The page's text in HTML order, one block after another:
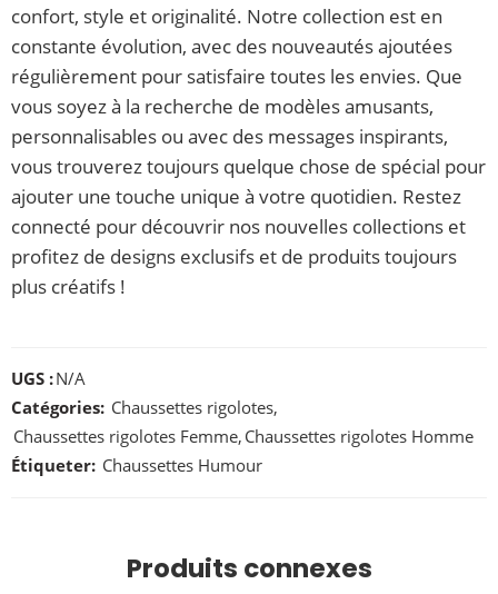
confort, style et originalité. Notre collection est en
constante évolution, avec des nouveautés ajoutées
régulièrement pour satisfaire toutes les envies. Que
vous soyez à la recherche de modèles amusants,
personnalisables ou avec des messages inspirants,
vous trouverez toujours quelque chose de spécial pour
ajouter une touche unique à votre quotidien. Restez
connecté pour découvrir nos nouvelles collections et
profitez de designs exclusifs et de produits toujours
plus créatifs !
UGS :N/A
Catégories: Chaussettes rigolotes,
Chaussettes rigolotes Femme, Chaussettes rigolotes Homme
Étiqueter: Chaussettes Humour
Produits connexes